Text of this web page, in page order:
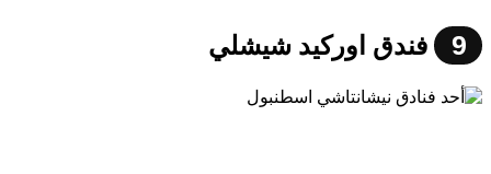
9 فندق اوركيد شيشلي